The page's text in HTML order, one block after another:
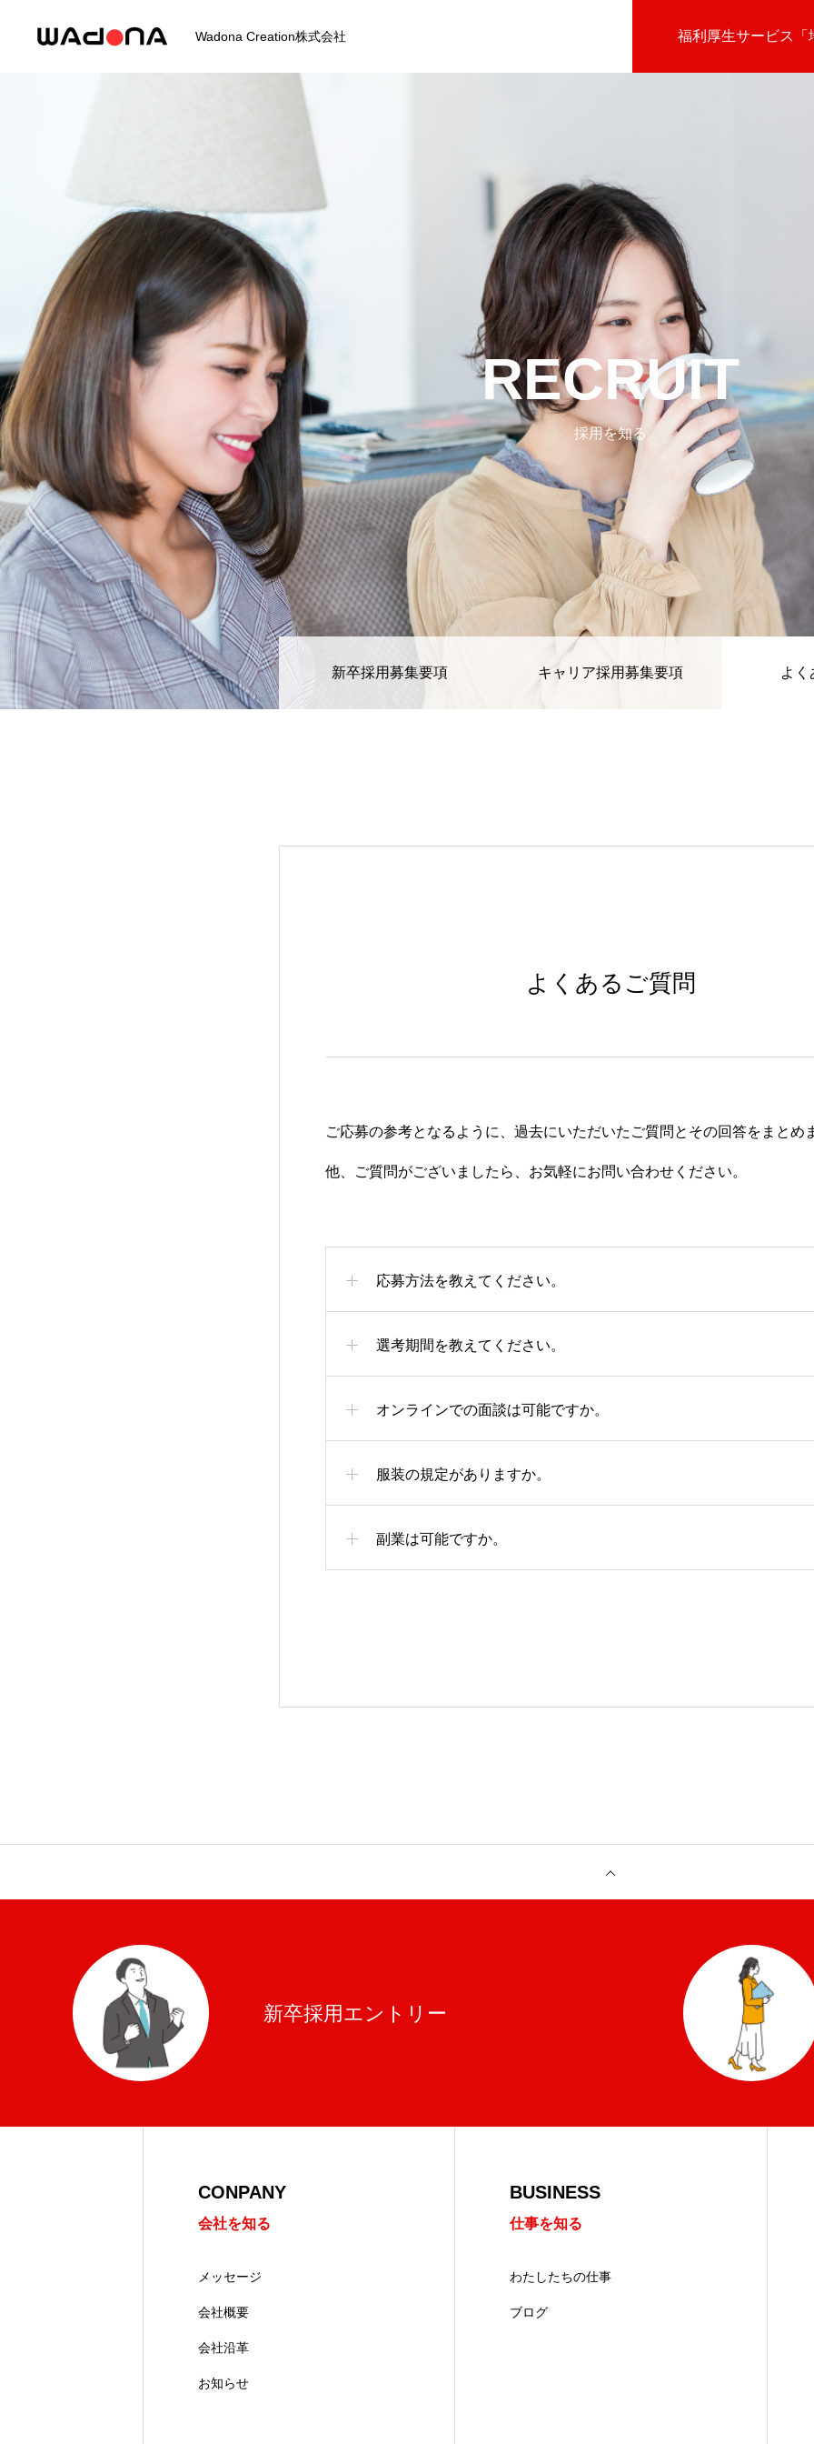
Wadona Creation株式会社 福利厚生サービス「
RECRUIT
採用を知る
新卒採用募集要項 キャリア採用募集要項 よく
よくあるご質問
ご応募の参考となるように、過去にいただいたご質問とその回答をまとめ
他、ご質問がございましたら、お気軽にお問い合わせください。
応募方法を教えてください。
選考期間を教えてください。
オンラインでの面談は可能ですか。
服装の規定がありますか。
副業は可能ですか。
新卒採用エントリー
CONPANY
会社を知る
メッセージ
会社概要
会社沿革
お知らせ
BUSINESS
仕事を知る
わたしたちの仕事
ブログ